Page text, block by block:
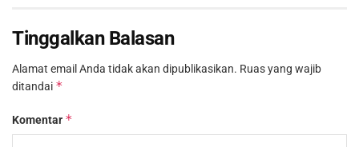
Tinggalkan Balasan
Alamat email Anda tidak akan dipublikasikan. Ruas yang wajib
ditandai *
Komentar *